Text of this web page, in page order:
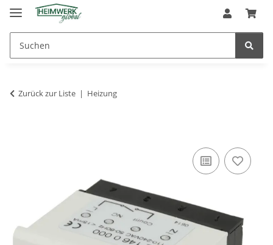
Zurück zur Liste Heizung